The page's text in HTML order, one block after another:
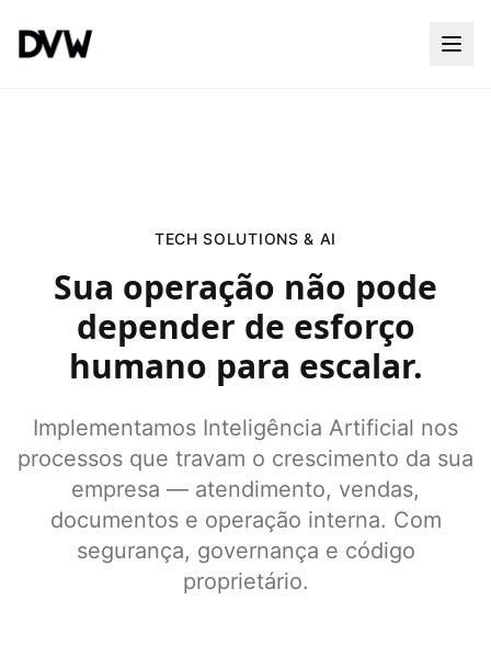
TECH SOLUTIONS & AI
Sua operação não pode
depender de esforço
humano para escalar.
Implementamos Inteligência Artificial nos
processos que travam o crescimento da sua
empresa — atendimento, vendas,
documentos e operação interna. Com
segurança, governança e código
proprietário.